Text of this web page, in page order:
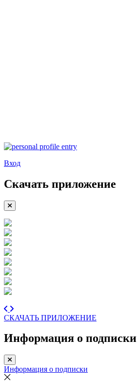
Вход
Скачать приложение
СКАЧАТЬ ПРИЛОЖЕНИЕ
Информация о подписки
Информация о подписки